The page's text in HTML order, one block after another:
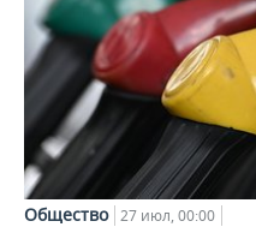
Общество 27 июл, 00:00